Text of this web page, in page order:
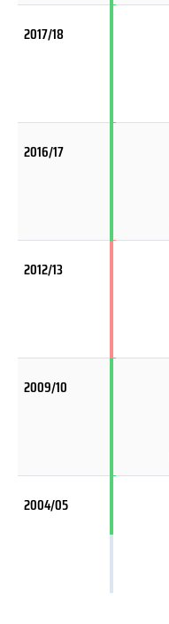
2017/18
2016/17
2012/13
2009/10
2004/05